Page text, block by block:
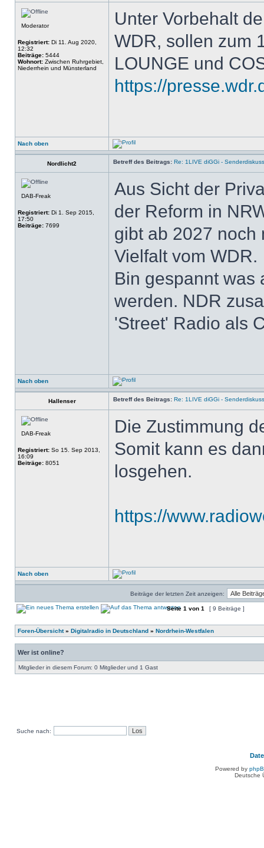
Moderator
Registriert: Di 11. Aug 2020,
12:32
Beiträge: 5444
Wohnort: Zwischen Ruhrgebiet,
Niederrhein und Münsterland
Unter Vorbehalt
WDR, sollen zum
LOUNGE und
https://
Nach oben
Nordlicht2 Betreff des Beitrags: Re: 1LIVE diGGi -
DAB-Freak
Registriert: Di 1. Sep 2015,
17:50
Beiträge: 7699
Aus Sicht der
der Reform in
gibt ab 2027 noch
Vielfalt vom WDR.
Bin gespannt was
werden. NDR
'Street' Radio als
Nach oben
Hallenser Betreff des Beitrags: Re: 1LIVE diGGi -
DAB-Freak
Registriert: So 15. Sep 2013,
16:09
Beiträge: 8051
Die Zustimmung
Somit kann es
losgehen.
https://
Nach oben
Beiträge der letzten Zeit anzeigen:
Seite 1 von 1 [ 9 Beiträge ]
Foren-Übersicht» Digitalradio in Deutschland » Nordrhein-Westfalen
Wer ist online?
Mitglieder in diesem Forum: 0 Mitglieder und 1 Gast
Suche nach:
Powered by
Deutsche